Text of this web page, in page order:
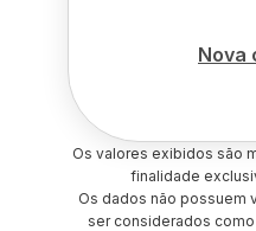
Nova
Os valores exibidos são
finalidade
Os dados não possuem
ser considerados